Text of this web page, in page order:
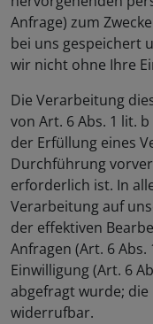
Anfrage) zum
bei uns gespeichert
wir nicht ohne Ihre
Die Verarbeitung
von Art. 6 Abs. 1 lit.
der Erfüllung eines
Durchführung
erforderlich ist. In
Verarbeitung auf
der effektiven
Anfragen (Art. 6
Einwilligung (Art. 6
abgefragt wurde;
widerrufbar.